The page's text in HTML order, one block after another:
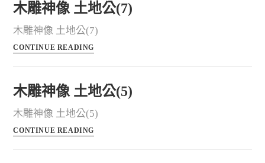
木雕神像 土地公(7)
木雕神像 土地公(7)
CONTINUE READING
木雕神像 土地公(5)
木雕神像 土地公(5)
CONTINUE READING